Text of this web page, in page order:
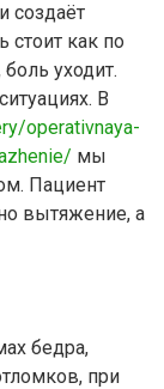
создаёт
стоит как по
уходит.
В
operativnaya-
мы
Пациент
вытяжение, а
бедра,
при